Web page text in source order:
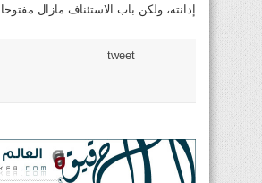
إدانته، ولكن باب الاستئناف مازال مفتوحا
tweet